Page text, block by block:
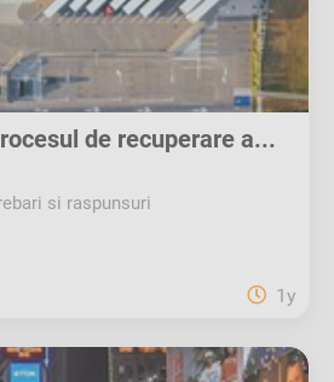
de recuperare a...
si raspunsuri
1y